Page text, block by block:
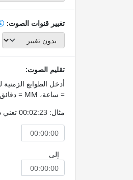
تغيير قنوات الصوت:
تقليم الصوت:
= ساعة، MM = دقائق، SS = ثوانٍ.
مثال: 00:02:23 تعني دقيقتين و23 ثانية.
إلى